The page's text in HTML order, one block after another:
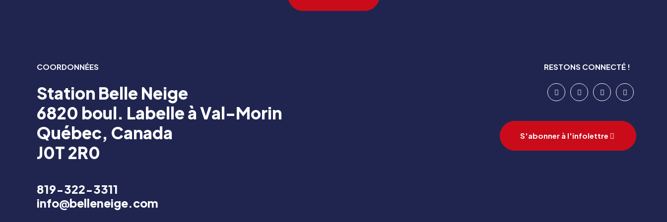
COORDONNÉES
Station Belle Neige
6820 boul. Labelle à Val-Morin
Québec, Canada
J0T 2R0
819-322-3311
info@belleneige.com
RESTONS CONNECTÉ !
S'abonner à l'infolettre